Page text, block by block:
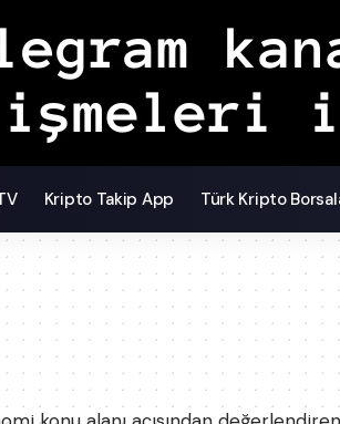
Kripto Takip App Türk Kripto